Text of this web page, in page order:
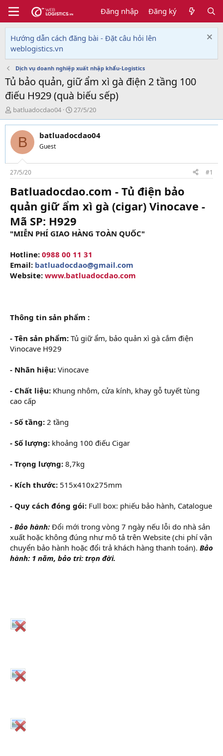
Đăng nhập Đăng ký
Hướng dẫn cách đăng bài - Đặt câu hỏi lên
weblogistics.vn
Dịch vụ doanh nghiệp xuất nhập khẩu-Logistics
Tủ bảo quản, giữ ẩm xì gà điện 2 tầng 100
điếu H929 (quà biếu sếp)
T
h
r
e
d
s
t
a
r
e
r
batluadocdao04
N
g
à
y
i
27/5/20
B batluadocdao04
Guest
27/5/20 #1
Batluadocdao.com - Tủ điện bảo
quản giữ ẩm xì gà (cigar) Vinocave -
Mã SP: H929
"MIỄN PHÍ GIAO HÀNG TOÀN QUỐC"
Hotline: 0988 00 11 31
Email: batluadocdao@gmail.com
Website: www.batluadocdao.com
Thông tin sản phẩm :
- Tên sản phẩm: Tủ giữ ẩm, bảo quản xì gà cắm điện
Vinocave H929
- Nhãn hiệu: Vinocave
- Chất liệu: Khung nhôm, cửa kính, khay gỗ tuyết tùng
cao cấp
- Số tầng: 2 tầng
- Số lượng: khoảng 100 điếu Cigar
- Trọng lượng: 8,7kg
- Kích thước: 515x410x275mm
- Quy cách đóng gói: Full box: phiếu bảo hành, Catalogue
- Bảo hành: Đổi mới trong vòng 7 ngày nếu lỗi do nhà sản
xuất hoặc không đúng như mô tả trên Website (chi phí vận
chuyển bảo hành hoặc đổi trả khách hàng thanh toán). Bảo
hành: 1 năm, bảo trì: trọn đời.